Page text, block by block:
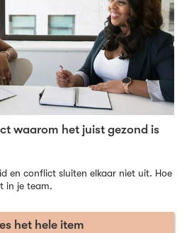
waarom het juist gezond is
en conflict sluiten elkaar niet uit. Hoe
in je team.
het hele item